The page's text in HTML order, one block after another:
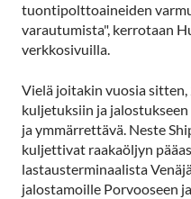
tuontipolttoaineiden
varautumista", kerrotaan
verkkosivuilla.
Vielä joitakin vuosia
kuljetuksiin ja
ja ymmärrettävä. Neste
kuljettivat raakaöljyn
lastausterminaalista
jalostamoille Porvooseen